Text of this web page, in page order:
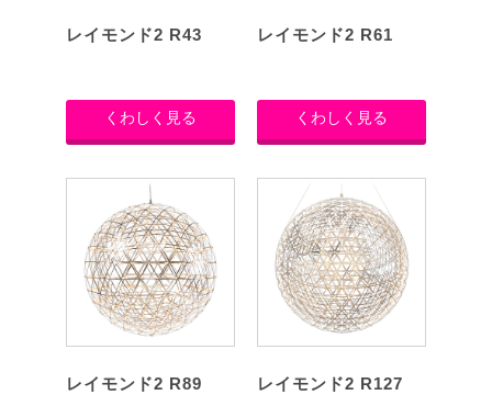
レイモンド2 R43
くわしく見る
レイモンド2 R61
くわしく見る
レイモンド2 R89 レイモンド2 R127